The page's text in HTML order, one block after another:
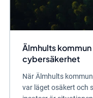
Älmhults
cybersäkerhet
När Älmhults
var läget osäkert och